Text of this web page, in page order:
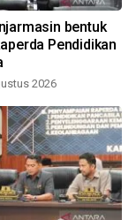
bentuk
Pendidikan
2026